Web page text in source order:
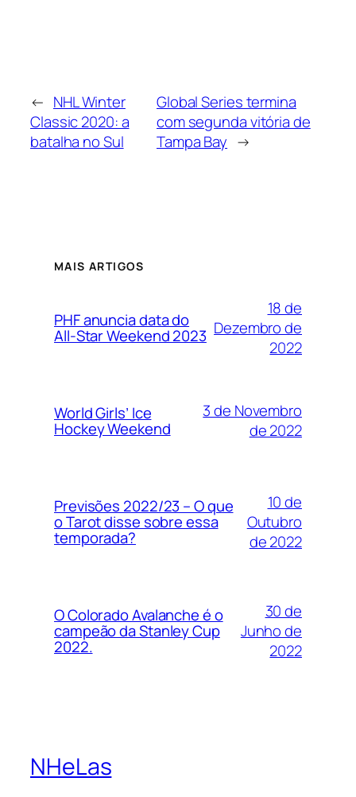
← NHL Winter
Classic 2020: a
batalha no Sul
Global Series termina
com segunda vitória de
Tampa Bay →
MAIS ARTIGOS
PHF anuncia data do
All-Star Weekend 2023
18 de
Dezembro de
2022
World Girls’ Ice
Hockey Weekend
3 de Novembro
de 2022
Previsões 2022/23 – O que
o Tarot disse sobre essa
temporada?
10 de
Outubro
de 2022
O Colorado Avalanche é o
campeão da Stanley Cup
2022.
30 de
Junho de
2022
NHeLas